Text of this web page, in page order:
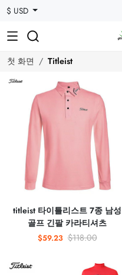
$ USD
첫 화면 Titleist
titleist 타이틀리스트 7종 남성
골프 긴팔 카라티셔츠
$59.23 $118.00